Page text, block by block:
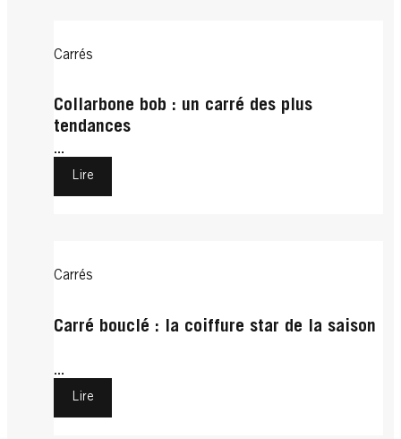
Carrés
Collarbone bob : un carré des plus
tendances
...
Lire
Carrés
Carré bouclé : la coiffure star de la saison
...
Lire